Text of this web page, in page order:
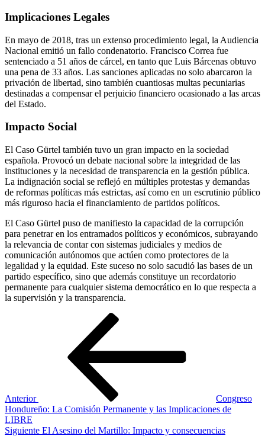
Implicaciones Legales
En mayo de 2018, tras un extenso procedimiento legal, la Audiencia
Nacional emitió un fallo condenatorio. Francisco Correa fue
sentenciado a 51 años de cárcel, en tanto que Luis Bárcenas obtuvo
una pena de 33 años. Las sanciones aplicadas no solo abarcaron la
privación de libertad, sino también cuantiosas multas pecuniarias
destinadas a compensar el perjuicio financiero ocasionado a las arcas
del Estado.
Impacto Social
El Caso Gürtel también tuvo un gran impacto en la sociedad
española. Provocó un debate nacional sobre la integridad de las
instituciones y la necesidad de transparencia en la gestión pública.
La indignación social se reflejó en múltiples protestas y demandas
de reformas políticas más estrictas, así como en un escrutinio público
más riguroso hacia el financiamiento de partidos políticos.
El Caso Gürtel puso de manifiesto la capacidad de la corrupción
para penetrar en los entramados políticos y económicos, subrayando
la relevancia de contar con sistemas judiciales y medios de
comunicación autónomos que actúen como protectores de la
legalidad y la equidad. Este suceso no solo sacudió las bases de un
partido específico, sino que además constituye un recordatorio
permanente para cualquier sistema democrático en lo que respecta a
la supervisión y la transparencia.
Anterior
Congreso
Hondureño: La Comisión Permanente y las Implicaciones de
LIBRE
Siguiente
Siguiente El Asesino del Martillo: Impacto y consecuencias